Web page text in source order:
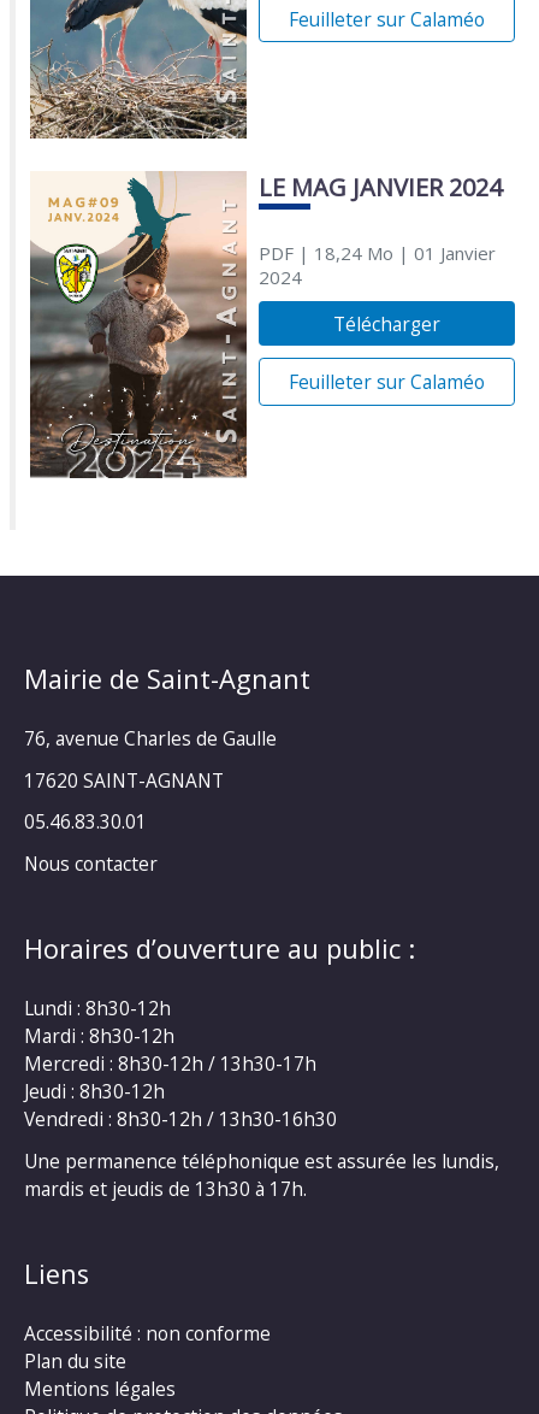
Feuilleter sur Calaméo
LE MAG JANVIER 2024
PDF| 18,24 Mo | 01 Janvier
2024
Télécharger
Feuilleter sur Calaméo
Mairie de Saint-Agnant
76, avenue Charles de Gaulle
17620 SAINT-AGNANT
05.46.83.30.01
Nous contacter
Horaires d’ouverture au public :
Lundi : 8h30-12h
Mardi : 8h30-12h
Mercredi : 8h30-12h / 13h30-17h
Jeudi : 8h30-12h
Vendredi : 8h30-12h / 13h30-16h30
Une permanence téléphonique est assurée les lundis,
mardis et jeudis de 13h30 à 17h.
Liens
Accessibilité : non conforme
Plan du site
Mentions légales